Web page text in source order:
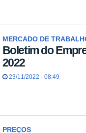
MERCADO DE
Boletim do
2022
23/11/2022 - 08:49
PREÇOS